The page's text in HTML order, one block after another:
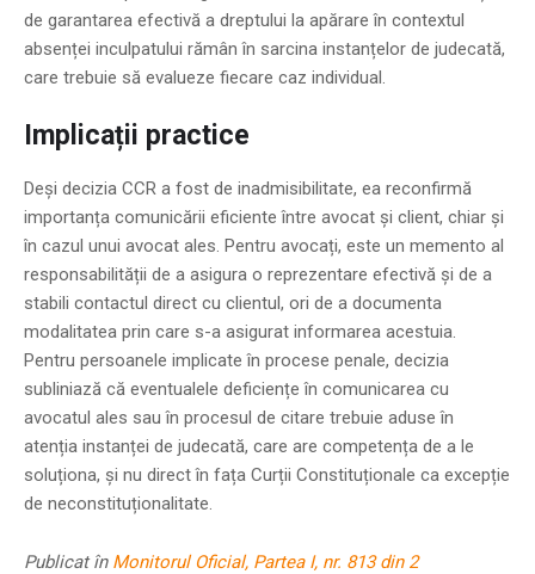
de garantarea efectivă a dreptului la apărare în contextul
absenței inculpatului rămân în sarcina instanțelor de judecată,
care trebuie să evalueze fiecare caz individual.
Implicații practice
Deși decizia CCR a fost de inadmisibilitate, ea reconfirmă
importanța comunicării eficiente între avocat și client, chiar și
în cazul unui avocat ales. Pentru avocați, este un memento al
responsabilității de a asigura o reprezentare efectivă și de a
stabili contactul direct cu clientul, ori de a documenta
modalitatea prin care s-a asigurat informarea acestuia.
Pentru persoanele implicate în procese penale, decizia
subliniază că eventualele deficiențe în comunicarea cu
avocatul ales sau în procesul de citare trebuie aduse în
atenția instanței de judecată, care are competența de a le
soluționa, și nu direct în fața Curții Constituționale ca excepție
de neconstituționalitate.
Publicat în Monitorul Oficial, Partea I, nr. 813 din 2